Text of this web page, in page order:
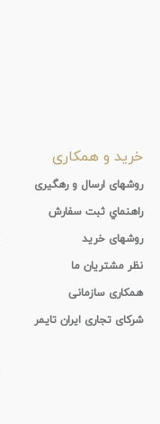
خرید و همکاری
روشهای ارسال و رهگیری
راهنماي ثبت سفارش
روشهای خرید
نظر مشتریان ما
همکاری سازمانی
شرکای تجاری ایران تایمر